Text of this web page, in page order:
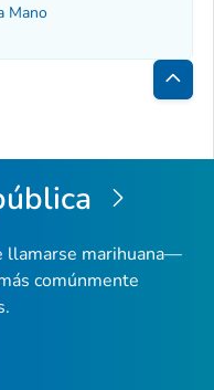
Mano
la
llamarse marihuana—
comúnmente